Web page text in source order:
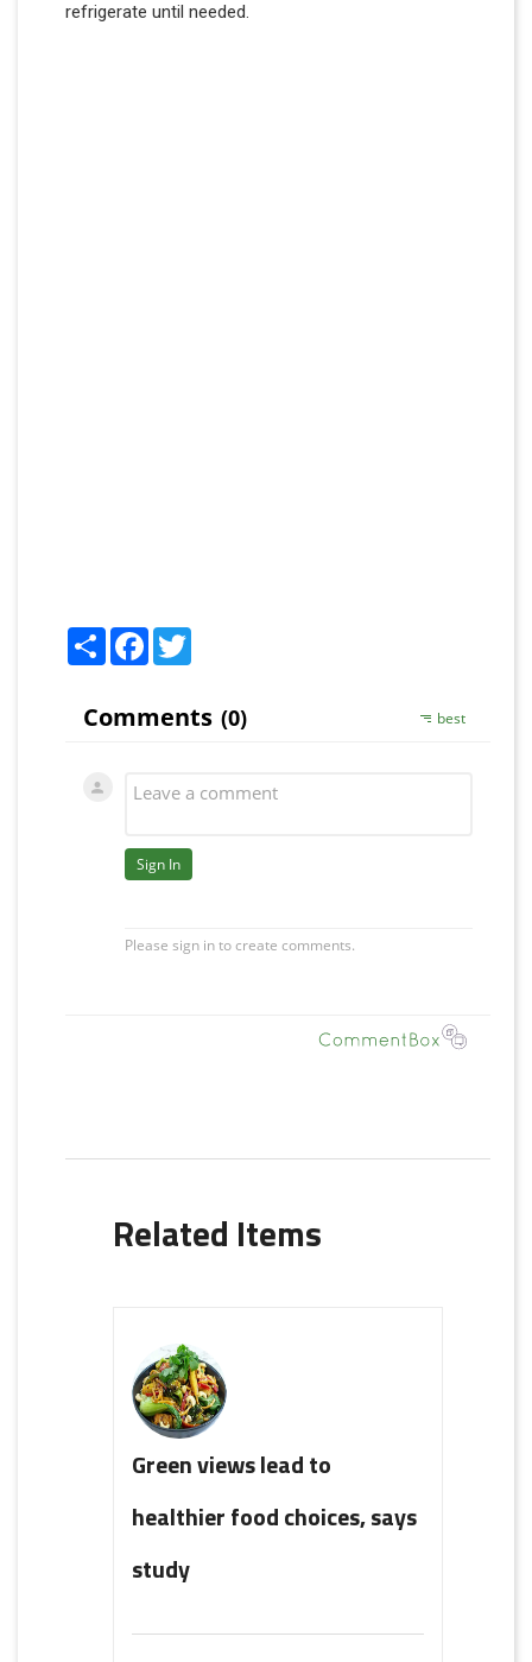
refrigerate until needed.
Share Facebook
Related Items
Green views lead to
healthier food choices, says
study